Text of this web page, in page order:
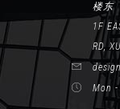
楼东
1F
RD,
Mon -